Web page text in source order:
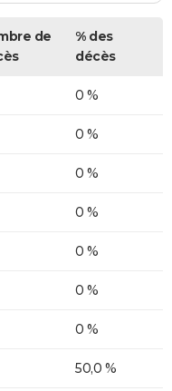
de
% des
décès
0 %
0 %
0 %
0 %
0 %
0 %
0 %
50,0 %